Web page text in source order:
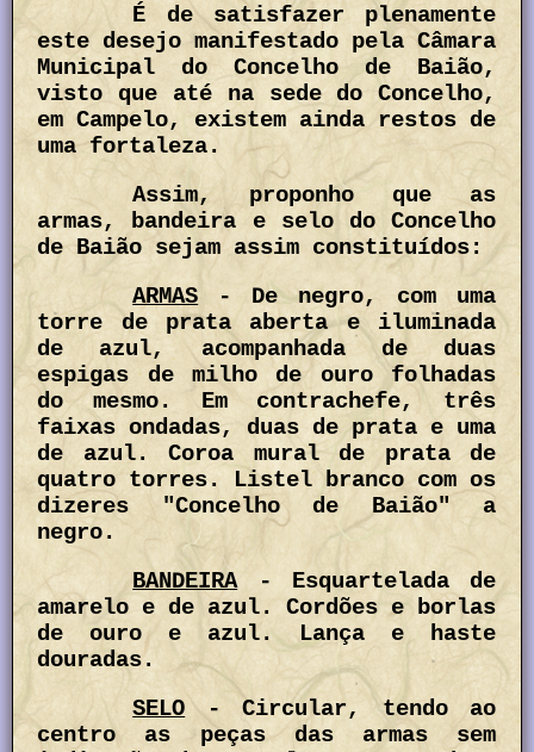
É de satisfazer plenamente
este desejo manifestado pela Câmara
Municipal do Concelho de Baião,
visto que até na sede do Concelho,
em Campelo, existem ainda restos de
uma fortaleza.
Assim, proponho que as
armas, bandeira e selo do Concelho
de Baião sejam assim constituídos:
ARMAS - De negro, com uma
torre de prata aberta e iluminada
de azul, acompanhada de duas
espigas de milho de ouro folhadas
do mesmo. Em contrachefe, três
faixas ondadas, duas de prata e uma
de azul. Coroa mural de prata de
quatro torres. Listel branco com os
dizeres "Concelho de Baião" a
negro.
BANDEIRA- Esquartelada de
amarelo e de azul. Cordões e borlas
de ouro e azul. Lança e haste
douradas.
SELO- Circular, tendo ao
centro as peças das armas sem